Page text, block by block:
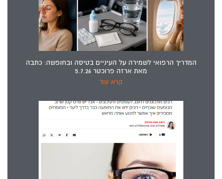
המדריך הרפואי לשמירה על העיניים בטיסה ובחופשה: כתבה
מאת ארזה פרוכטר 5.7.26
קרא עוד